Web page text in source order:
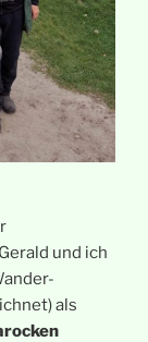
und ich
als